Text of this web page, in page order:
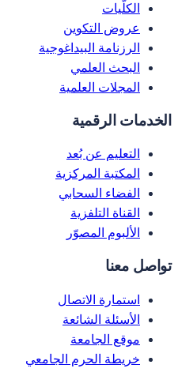
الكلّيات
عروض التكوين
الرزنامة البيداغوجية
البحث العلمي
المجلات العلمية
الخدمات الرقمية
التعليم عن بُعد
المكتبة المركزية
الفضاء السحابي
القناة التلفزية
الألبوم المصوّر
تواصل معنا
استمارة الاتصال
الأسئلة الشائعة
موقع الجامعة
خريطة الحرم الجامعي